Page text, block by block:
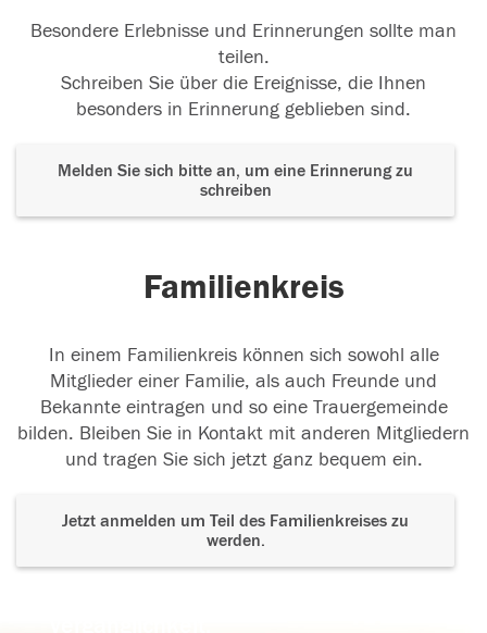
Besondere Erlebnisse und Erinnerungen sollte man
teilen.
Schreiben Sie über die Ereignisse, die Ihnen
besonders in Erinnerung geblieben sind.
Melden Sie sich bitte an, um eine Erinnerung zu
schreiben
Familienkreis
In einem Familienkreis können sich sowohl alle
Mitglieder einer Familie, als auch Freunde und
Bekannte eintragen und so eine Trauergemeinde
bilden. Bleiben Sie in Kontakt mit anderen Mitgliedern
und tragen Sie sich jetzt ganz bequem ein.
Jetzt anmelden um Teil des Familienkreises zu
werden.